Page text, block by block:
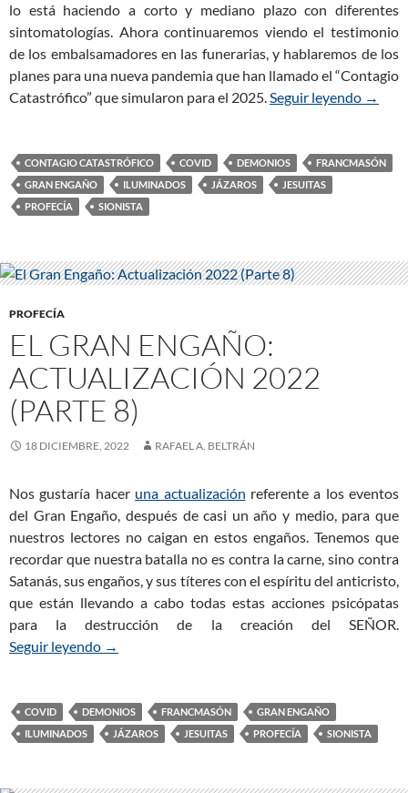
lo está haciendo a corto y mediano plazo con diferentes
sintomatologías. Ahora continuaremos viendo el testimonio
de los embalsamadores en las funerarias, y hablaremos de los
planes para una nueva pandemia que han llamado el “Contagio
Catastrófico” que simularon para el 2025.Seguir leyendo El
→
CONTAGIO CATASTRÓFICO COVID DEMONIOS
FRANCMASÓN
GRAN ENGAÑO
ILUMINADOS JÁZAROS
JESUITAS
PROFECÍA
SIONISTA
PROFECÍA
EL GRAN ENGAÑO:
ACTUALIZACIÓN 2022
(PARTE 8)
18 DICIEMBRE, 2022 RAFAEL A. BELTRÁN
Nos gustaría hacer una actualización referente a los eventos
del Gran Engaño, después de casi un año y medio, para que
nuestros lectores no caigan en estos engaños. Tenemos que
recordar que nuestra batalla no es contra la carne, sino contra
Satanás, sus engaños, y sus títeres con el espíritu del anticristo,
que están llevando a cabo todas estas acciones psicópatas
para la destrucción de la creación del SEÑOR.
Seguir leyendo El Gran Engaño: Actualización 2022 (Parte 8)
→
COVID DEMONIOS FRANCMASÓN
GRAN ENGAÑO
ILUMINADOS
JÁZAROS JESUITAS PROFECÍA SIONISTA